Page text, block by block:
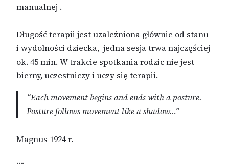
manualnej .
Długość terapii jest uzależniona głównie od stanu
i wydolności dziecka, jedna sesja trwa najczęściej
ok. 45 min. W trakcie spotkania rodzic nie jest
bierny, uczestniczy i uczy się terapii.
“Each movement begins and ends with a posture.
Posture follows movement like a shadow…”
Magnus 1924 r.
….